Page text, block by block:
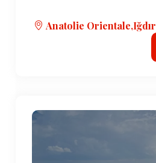
Anatolie Orientale,Iğdır